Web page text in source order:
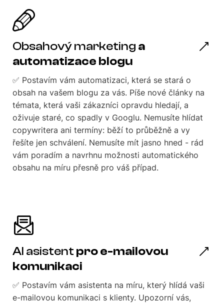
Obsahový marketing a
automatizace blogu
✅ Postavím vám automatizaci, která se stará o
obsah na vašem blogu za vás. Píše nové články na
témata, která vaši zákazníci opravdu hledají, a
oživuje staré, co spadly v Googlu. Nemusíte hlídat
copywritera ani termíny: běží to průběžně a vy
řešíte jen schválení. Nemusíte mít jasno hned - rád
vám poradím a navrhnu možnosti automatického
obsahu na míru přesně pro váš případ.
AI asistent pro e-mailovou
komunikaci
✅ Postavím vám asistenta na míru, který hlídá vaši
e-mailovou komunikaci s klienty. Upozorní vás,